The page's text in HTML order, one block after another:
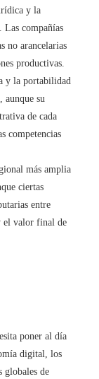
y la
Las compañías
no arancelarias
productivas.
y la portabilidad
su
de cada
competencias
más amplia
ciertas
entre
el valor final de
poner al día
digital, los
globales de